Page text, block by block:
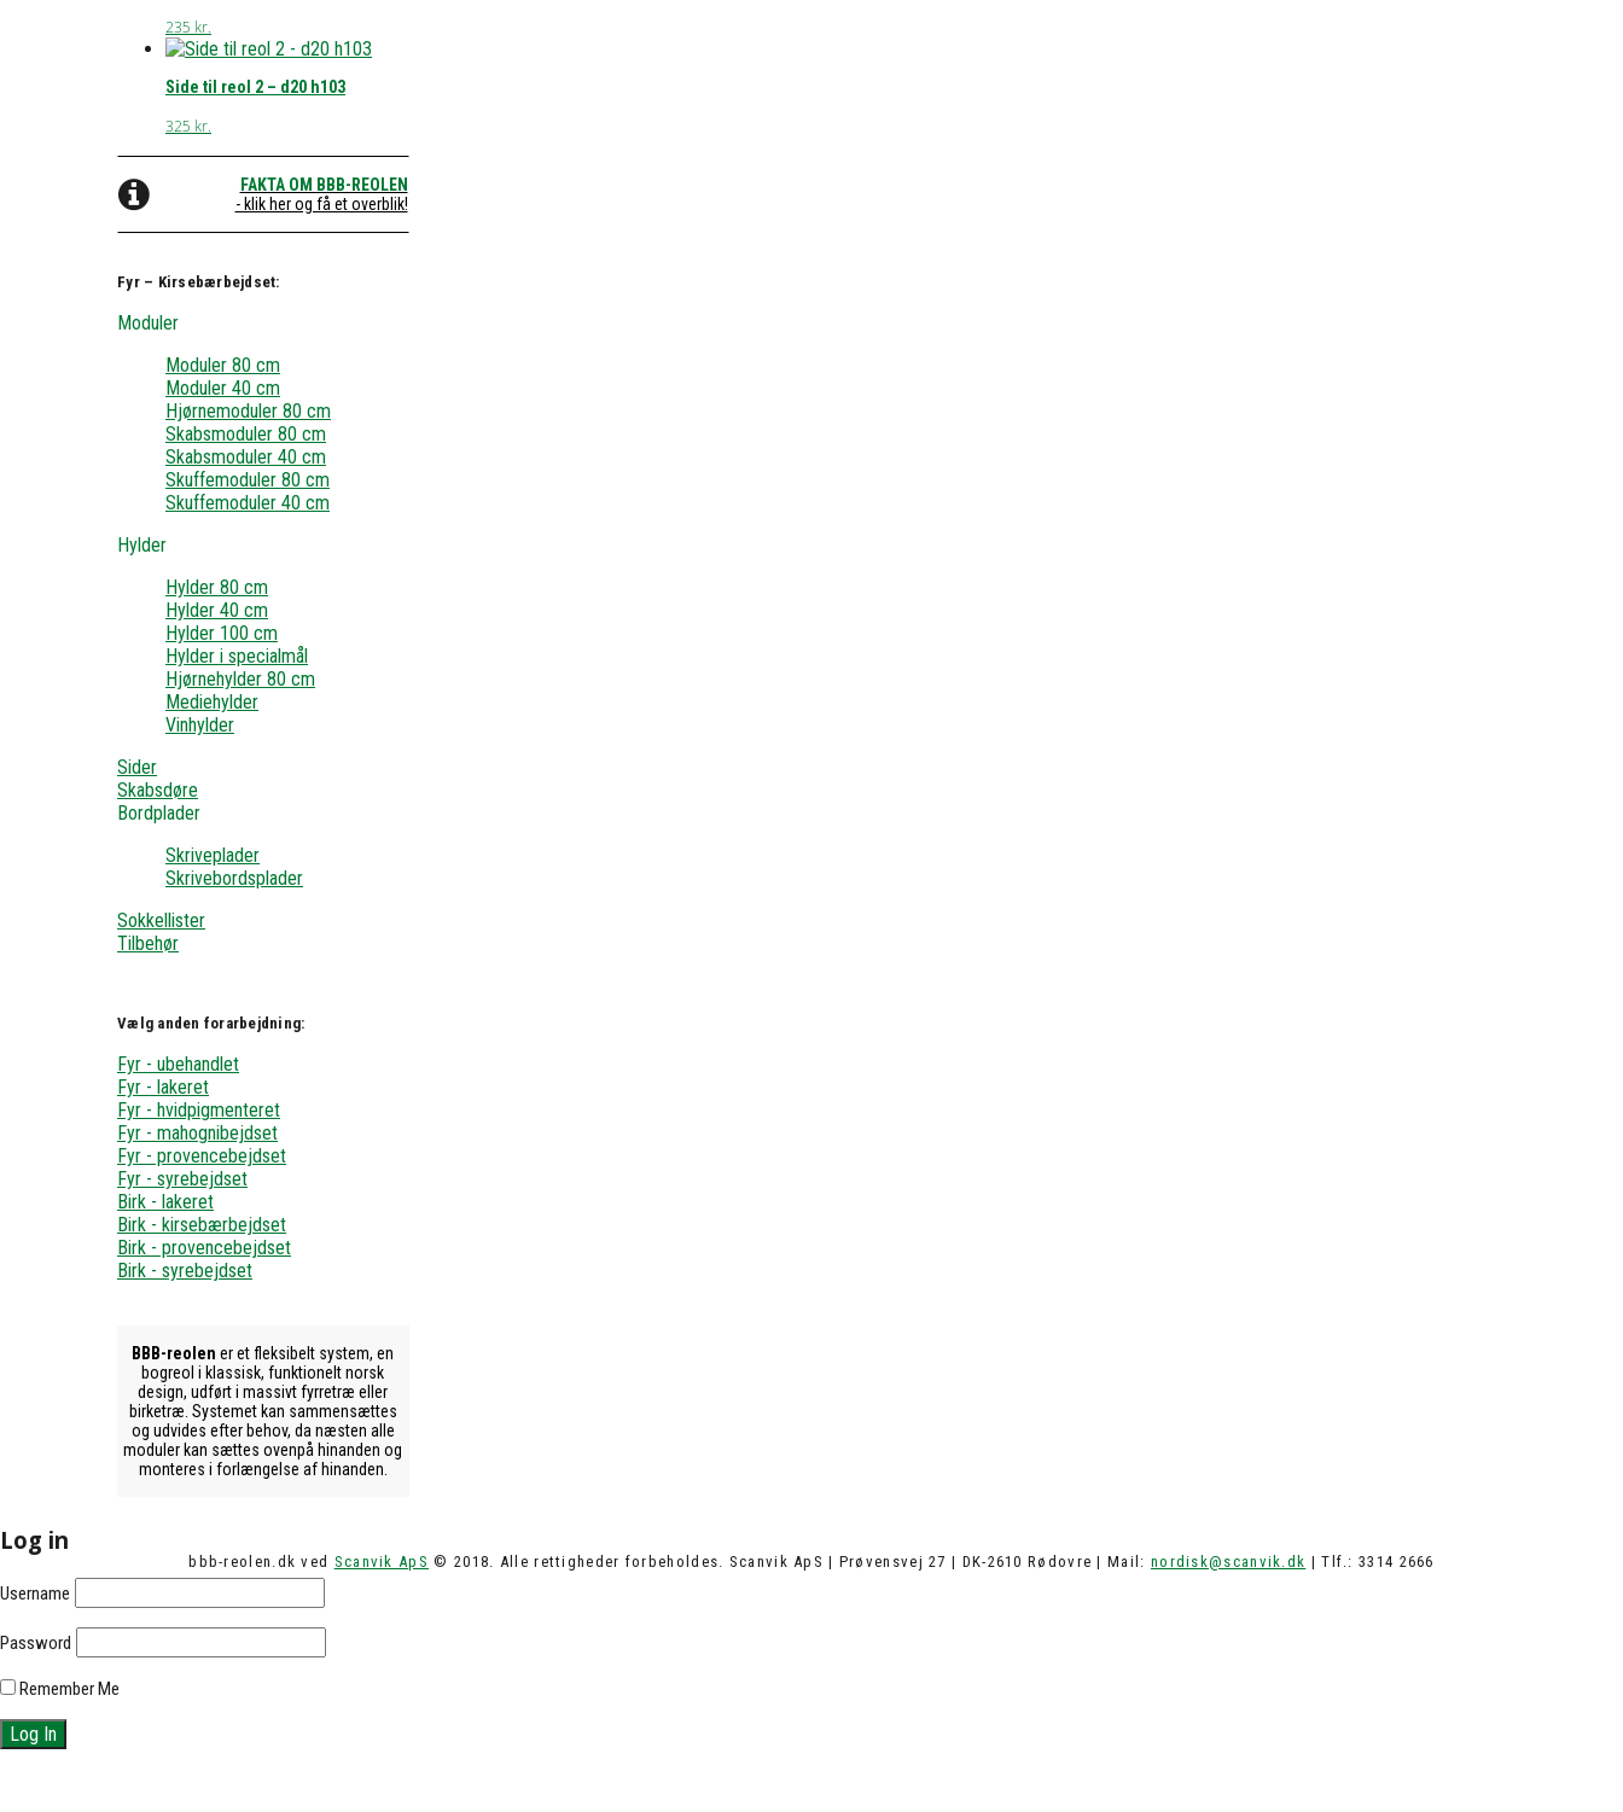
235 kr.
Side til reol 2 – d20 h103
325 kr.
FAKTA OM BBB-REOLEN
- klik her og få et overblik!
Fyr – Kirsebærbejdset:
Moduler
Moduler 80 cm
Moduler 40 cm
Hjørnemoduler 80 cm
Skabsmoduler 80 cm
Skabsmoduler 40 cm
Skuffemoduler 80 cm
Skuffemoduler 40 cm
Hylder
Hylder 80 cm
Hylder 40 cm
Hylder 100 cm
Hylder i specialmål
Hjørnehylder 80 cm
Mediehylder
Vinhylder
Sider
Skabsdøre
Bordplader
Skriveplader
Skrivebordsplader
Sokkellister
Tilbehør
Vælg anden forarbejdning:
Fyr - ubehandlet
Fyr - lakeret
Fyr - hvidpigmenteret
Fyr - mahognibejdset
Fyr - provencebejdset
Fyr - syrebejdset
Birk - lakeret
Birk - kirsebærbejdset
Birk - provencebejdset
Birk - syrebejdset
BBB-reolen er et fleksibelt system, en
bogreol i klassisk, funktionelt norsk
design, udført i massivt fyrretræ eller
birketræ. Systemet kan sammensættes
og udvides efter behov, da næsten alle
moduler kan sættes ovenpå hinanden og
monteres i forlængelse af hinanden.
bbb-reolen.dk ved Scanvik ApS © 2018. Alle rettigheder forbeholdes. Scanvik ApS | Prøvensvej 27 | DK-2610 Rødovre | Mail: nordisk@scanvik.dk | Tlf.: 3314 2666
Log in
Username
Password
Remember Me